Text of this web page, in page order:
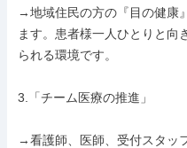
→地域住民の方の『目の健康
ます。患者様一人ひとりと向
られる環境です。
3.「チーム医療の推進」
→看護師、医師、受付スタッ